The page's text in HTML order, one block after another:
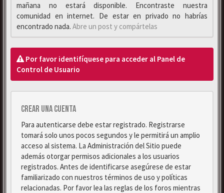
mañana no estará disponible. Encontraste nuestra
comunidad en internet. De estar en privado no habrías
encontrado nada. Abre un post y compártelas
Por favor identifíquese para acceder al Panel de
Control de Usuario
Crear una cuenta
Para autenticarse debe estar registrado. Registrarse
tomará solo unos pocos segundos y le permitirá un amplio
acceso al sistema. La Administración del Sitio puede
además otorgar permisos adicionales a los usuarios
registrados. Antes de identificarse asegúrese de estar
familiarizado con nuestros términos de uso y políticas
relacionadas. Por favor lea las reglas de los foros mientras